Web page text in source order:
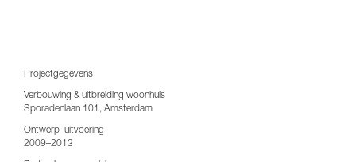
Projectgegevens
Verbouwing & uitbreiding woonhuis
Sporadenlaan 101, Amsterdam
Ontwerp–uitvoering
2009–2013